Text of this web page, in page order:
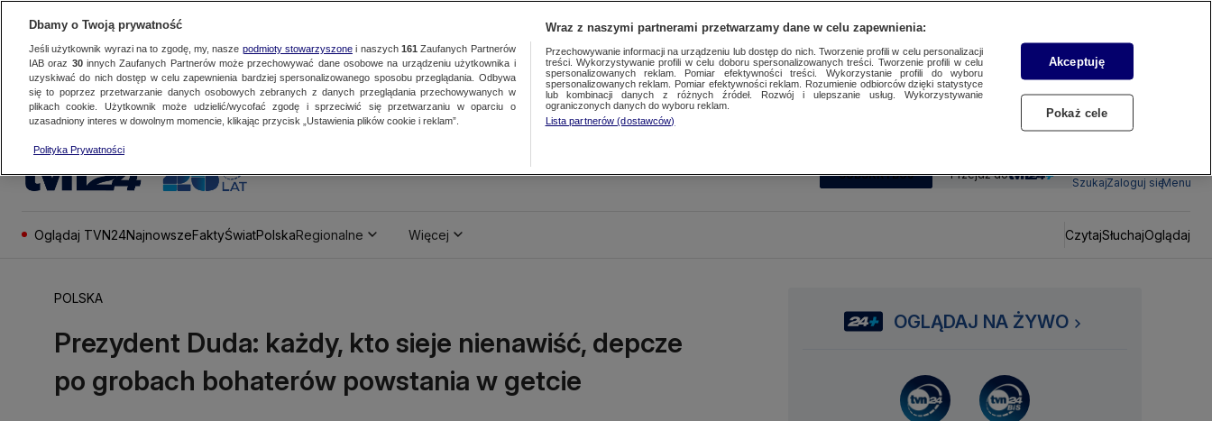
SUBSKRYBUJ Przejdź do
SzukajZaloguj sięMenu
Oglądaj TVN24NajnowszeFaktyŚwiatPolskaRegionalne Więcej CzytajSłuchajOglądaj
POLSKA
Prezydent Duda: każdy, kto sieje nienawiść, depcze
po grobach bohaterów powstania w getcie
OGLĄDAJ NA ŻYWO
Dbamy o Twoją prywatność
Jeśli użytkownik wyrazi na to zgodę, my, nasze podmioty stowarzyszonei naszych 161 Zaufanych Partnerów
IAB oraz 30innych Zaufanych Partnerów może przechowywać dane osobowe na urządzeniu użytkownika i
uzyskiwać do nich dostęp w celu zapewnienia bardziej spersonalizowanego sposobu przeglądania. Odbywa
się to poprzez przetwarzanie danych osobowych zebranych z danych przeglądania przechowywanych w
plikach cookie. Użytkownik może udzielić/wycofać zgodę i sprzeciwić się przetwarzaniu w oparciu o
uzasadniony interes w dowolnym momencie, klikając przycisk „Ustawienia plików cookie i reklam”.
Polityka Prywatności
Wraz z naszymi partnerami przetwarzamy dane w celu zapewnienia:
Przechowywanie informacji na urządzeniu lub dostęp do nich. Tworzenie profili w celu personalizacji
treści. Wykorzystywanie profili w celu doboru spersonalizowanych treści. Tworzenie profili w celu
spersonalizowanych reklam. Pomiar efektywności treści. Wykorzystanie profili do wyboru
spersonalizowanych reklam. Pomiar efektywności reklam. Rozumienie odbiorców dzięki statystyce
lub kombinacji danych z różnych źródeł. Rozwój i ulepszanie usług. Wykorzystywanie
ograniczonych danych do wyboru reklam.
Lista partnerów (dostawców)
Akceptuję
Pokaż cele